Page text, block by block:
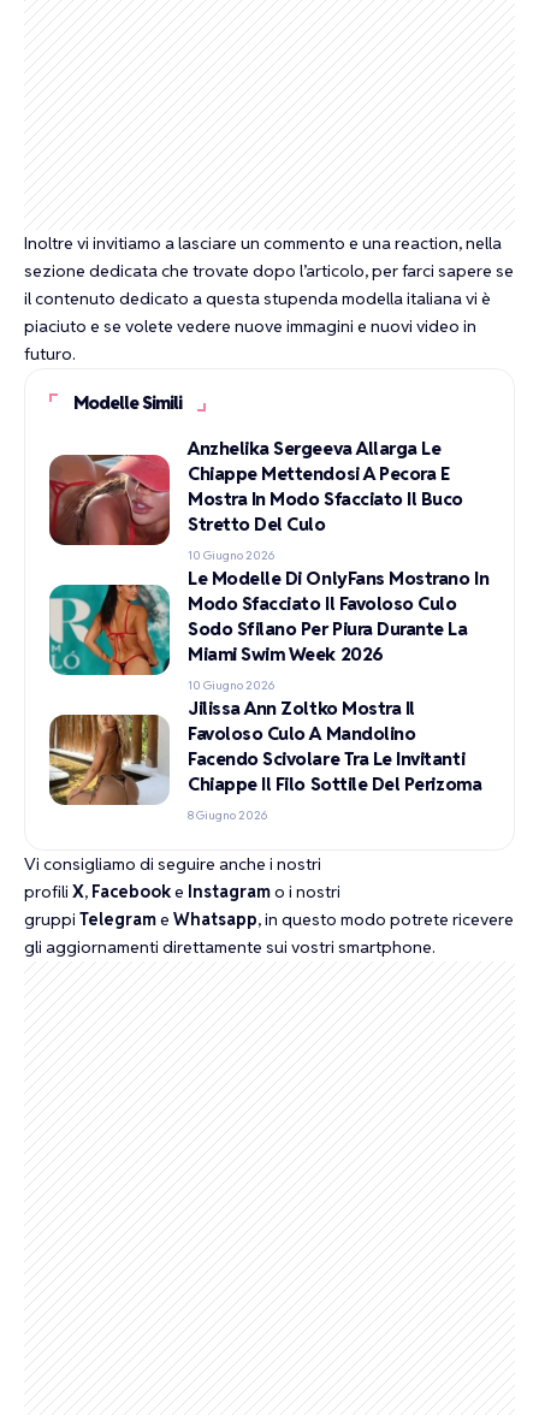
Inoltre vi invitiamo a lasciare un commento e una reaction, nella
sezione dedicata che trovate dopo l’articolo, per farci sapere se
il contenuto dedicato a questa stupenda modella italiana vi è
piaciuto e se volete vedere nuove immagini e nuovi video in
futuro.
Modelle Simili
Anzhelika Sergeeva Allarga Le
Chiappe Mettendosi A Pecora E
Mostra In Modo Sfacciato Il Buco
Stretto Del Culo
10 Giugno 2026
Le Modelle Di OnlyFans Mostrano In
Modo Sfacciato Il Favoloso Culo
Sodo Sfilano Per Piura Durante La
Miami Swim Week 2026
10 Giugno 2026
Jilissa Ann Zoltko Mostra Il
Favoloso Culo A Mandolino
Facendo Scivolare Tra Le Invitanti
Chiappe Il Filo Sottile Del Perizoma
8 Giugno 2026
Vi consigliamo di seguire anche i nostri
profili X, Facebooke Instagramo i nostri
gruppi Telegrame Whatsapp, in questo modo potrete ricevere
gli aggiornamenti direttamente sui vostri smartphone.